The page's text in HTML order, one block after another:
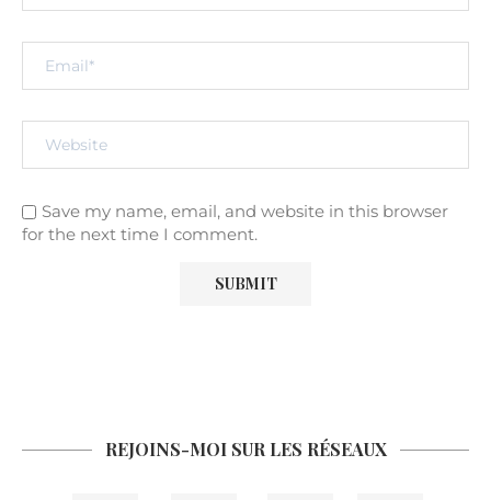
Save my name, email, and website in this browser
for the next time I comment.
REJOINS-MOI SUR LES RÉSEAUX